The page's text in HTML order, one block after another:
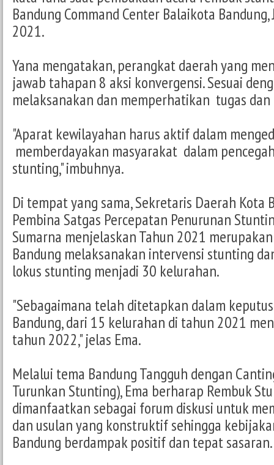
Bandung Command Center Balaikota Bandung,
2021.
Yana mengatakan, perangkat daerah yang
jawab tahapan 8 aksi konvergensi. Sesuai
melaksanakan dan memperhatikan tugas
"Aparat kewilayahan harus aktif dalam
memberdayakan masyarakat dalam
stunting," imbuhnya.
Di tempat yang sama, Sekretaris Daerah Kota
Pembina Satgas Percepatan Penurunan
Sumarna menjelaskan Tahun 2021
Bandung melaksanakan intervensi stunting
lokus stunting menjadi 30 kelurahan.
"Sebagaimana telah ditetapkan dalam
Bandung, dari 15 kelurahan di tahun 2021
tahun 2022," jelas Ema.
Melalui tema Bandung Tangguh dengan
Turunkan Stunting), Ema berharap Rembuk
dimanfaatkan sebagai forum diskusi untuk
dan usulan yang konstruktif sehingga
Bandung berdampak positif dan tepat sasaran.